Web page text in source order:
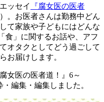
ッセイ
『腐女医の医者
。お医者さんは勤務中どん
て家族や子どもにはどんな
食」に関するお話や、アフ
オタクとしてどう過ごして
お届けします。
女医の医者道！』6～
編集・編集しました。